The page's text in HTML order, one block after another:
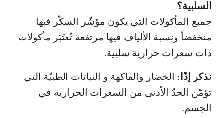
السلبية؟
جميع المأكولات التي يكون مؤشّر السكّر فيها
منخفضاً ونسبة الألياف فيها مرتفعة تُعتَبَر مأكولات
ذات سعرات حرارية سلبية.
نذكر إذًا: الخضار والفاكهة و النباتات الطبيّة التي
تؤمّن الحدّ الأدنى من السعرات الحرارية في
الجسم.